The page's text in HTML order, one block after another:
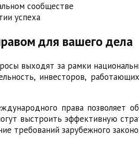
сообществе
успеха
для вашего дела
выходят за рамки
инвесторов,
права позволяет
выстроить эффективную
требований зарубежного